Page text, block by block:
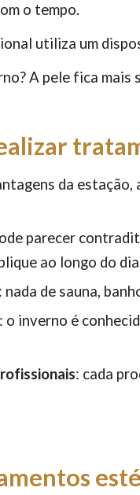
o tempo.
utiliza um
A pele fica
da
parecer
ao longo do
de sauna,
o inverno é
: cada